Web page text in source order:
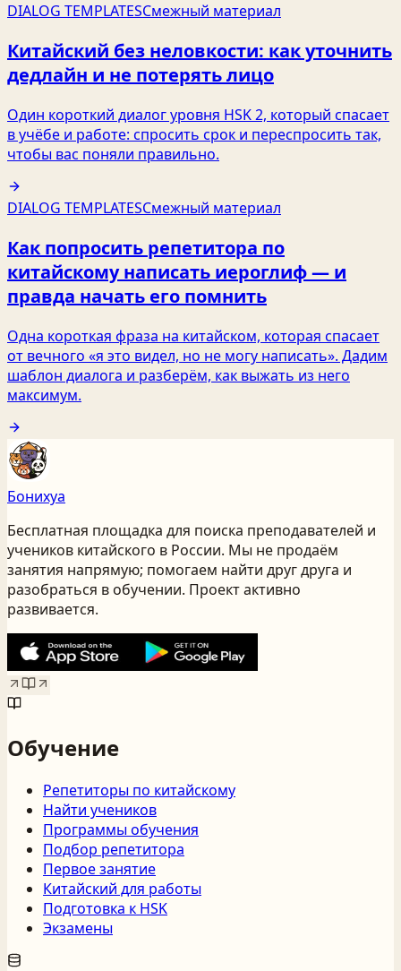
DIALOG TEMPLATESСмежный материал
Китайский без неловкости: как уточнить
дедлайн и не потерять лицо
Один короткий диалог уровня HSK 2, который спасает
в учёбе и работе: спросить срок и переспросить так,
чтобы вас поняли правильно.
DIALOG TEMPLATESСмежный материал
Как попросить репетитора по
китайскому написать иероглиф — и
правда начать его помнить
Одна короткая фраза на китайском, которая спасает
от вечного «я это видел, но не могу написать». Дадим
шаблон диалога и разберём, как выжать из него
максимум.
Бонихуа
Бесплатная площадка для поиска преподавателей и
учеников китайского в России. Мы не продаём
занятия напрямую; помогаем найти друг друга и
разобраться в обучении. Проект активно
развивается.
Обучение
Репетиторы по китайскому
Найти учеников
Программы обучения
Подбор репетитора
Первое занятие
Китайский для работы
Подготовка к HSK
Экзамены